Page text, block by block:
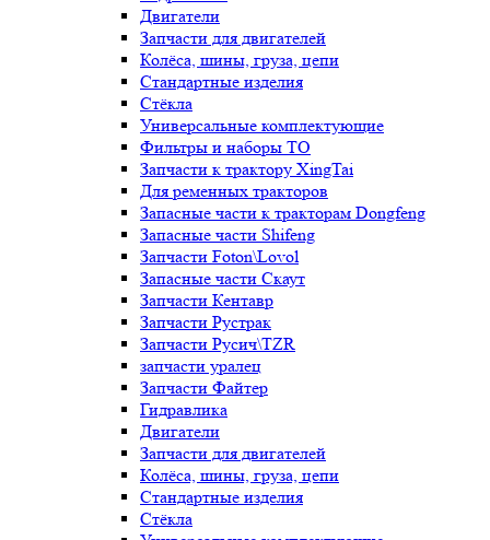
Двигатели
Запчасти для двигателей
Колёса, шины, груза, цепи
Стандартные изделия
Стёкла
Универсальные комплектующие
Фильтры и наборы ТО
Запчасти к трактору XingTai
Для ременных тракторов
Запасные части к тракторам Dongfeng
Запасные части Shifeng
Запчасти Foton\Lovol
Запасные части Скаут
Запчасти Кентавр
Запчасти Рустрак
Запчасти Русич\TZR
запчасти уралец
Запчасти Файтер
Гидравлика
Двигатели
Запчасти для двигателей
Колёса, шины, груза, цепи
Стандартные изделия
Стёкла